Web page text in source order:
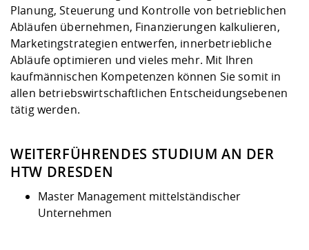
Planung, Steuerung und Kontrolle von betrieblichen
Abläufen übernehmen, Finanzierungen kalkulieren,
Marketingstrategien entwerfen, innerbetriebliche
Abläufe optimieren und vieles mehr. Mit Ihren
kaufmännischen Kompetenzen können Sie somit in
allen betriebswirtschaftlichen Entscheidungsebenen
tätig werden.
WEITERFÜHRENDES STUDIUM AN DER
HTW DRESDEN
Master Management mittelständischer
Unternehmen